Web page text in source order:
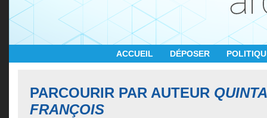
ACCUEIL DÉPOSER
PARCOURIR PAR AUTEUR
FRANÇOIS